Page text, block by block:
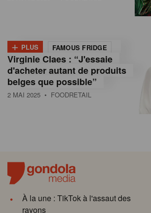
+ PLUS FAMOUS FRIDGE
Virginie Claes : “J'essaie
d'acheter autant de produits
belges que possible”
2 MAI 2025 • FOODRETAIL
À la une : TikTok à l'assaut des
rayons